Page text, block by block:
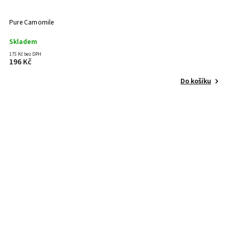
Pure Camomile
Skladem
175 Kč bez DPH
196 Kč
Do košíku